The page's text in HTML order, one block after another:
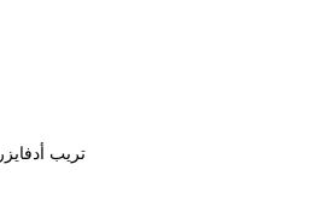
TripAdvisor تريب أدفايزر